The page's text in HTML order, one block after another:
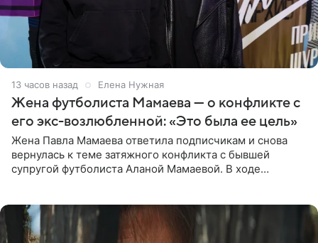
13 часов назад Елена Нужная
Жена футболиста Мамаева — о конфликте с
его экс-возлюбленной: «Это была ее цель»
Жена Павла Мамаева ответила подписчикам и снова
вернулась к теме затяжного конфликта с бывшей
супругой футболиста Аланой Мамаевой. В ходе